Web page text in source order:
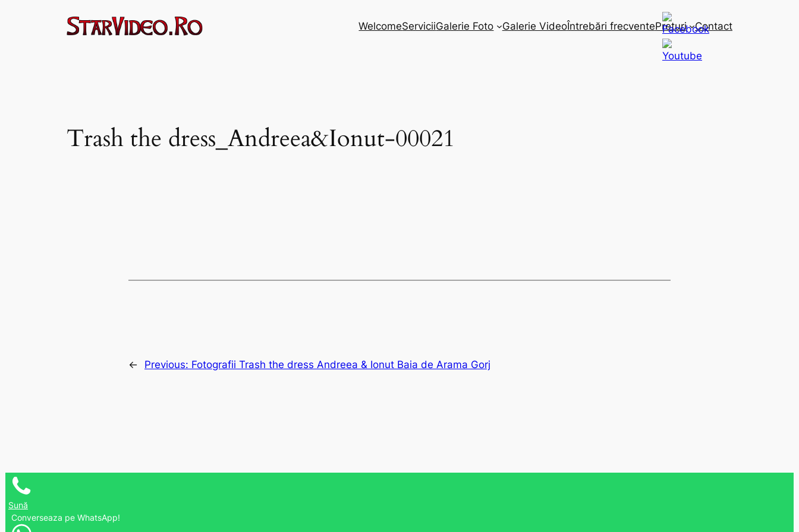
WelcomeServiciiGalerie Foto Galerie VideoÎntrebări frecventePreturi Contact
Trash the dress_Andreea&Ionut-00021
← Previous: Fotografii Trash the dress Andreea & Ionut Baia de Arama Gorj
Sună
Converseaza pe WhatsApp!